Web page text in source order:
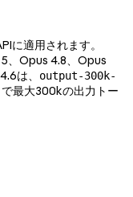
に適用されます。
、Opus 4.8、Opus
は、
output-300k-
最大300kの出力トー